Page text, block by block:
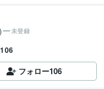
未登録
106
フォロー106